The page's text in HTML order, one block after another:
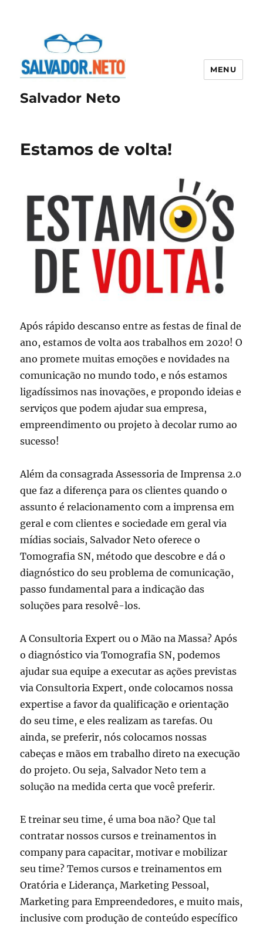
Salvador Neto
MENU
Estamos de volta!
Após rápido descanso entre as festas de final de
ano, estamos de volta aos trabalhos em 2020! O
ano promete muitas emoções e novidades na
comunicação no mundo todo, e nós estamos
ligadíssimos nas inovações, e propondo ideias e
serviços que podem ajudar sua empresa,
empreendimento ou projeto à decolar rumo ao
sucesso!
Além da consagrada Assessoria de Imprensa 2.0
que faz a diferença para os clientes quando o
assunto é relacionamento com a imprensa em
geral e com clientes e sociedade em geral via
mídias sociais, Salvador Neto oferece o
Tomografia SN, método que descobre e dá o
diagnóstico do seu problema de comunicação,
passo fundamental para a indicação das
soluções para resolvê-los.
A Consultoria Expert ou o Mão na Massa? Após
o diagnóstico via Tomografia SN, podemos
ajudar sua equipe a executar as ações previstas
via Consultoria Expert, onde colocamos nossa
expertise a favor da qualificação e orientação
do seu time, e eles realizam as tarefas. Ou
ainda, se preferir, nós colocamos nossas
cabeças e mãos em trabalho direto na execução
do projeto. Ou seja, Salvador Neto tem a
solução na medida certa que você preferir.
E treinar seu time, é uma boa não? Que tal
contratar nossos cursos e treinamentos in
company para capacitar, motivar e mobilizar
seu time? Temos cursos e treinamentos em
Oratória e Liderança, Marketing Pessoal,
Marketing para Empreendedores, e muito mais,
inclusive com produção de conteúdo específico